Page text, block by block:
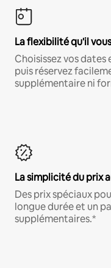
La flexibilité qu'il
Choisissez vos
puis réservez
supplémentaire ni
La simplicité du prix
Des prix spéciaux
longue durée et un
supplémentaires.*